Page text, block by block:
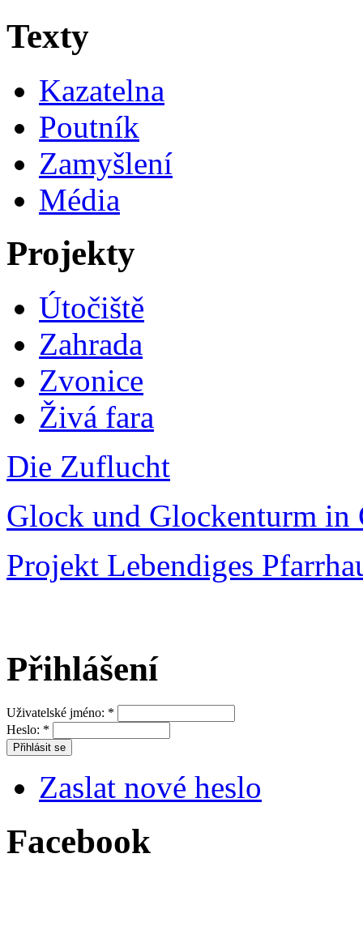
Texty
Kazatelna
Poutník
Zamyšlení
Média
Projekty
Útočiště
Zahrada
Zvonice
Živá fara
Die Zuflucht
Glock und Glockenturm in
Projekt Lebendiges
Přihlášení
Uživatelské jméno: *
Heslo: *
Zaslat nové heslo
Facebook